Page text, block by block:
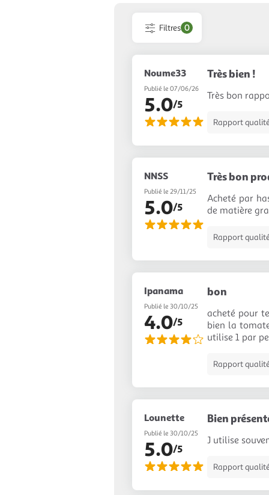
Filtres 0
Noume33
Publié le 07/06/26
5.0/5
Très bien !
Très bon
Rapport
NNSS
Publié le 29/11/25
5.0/5
Très bon
Acheté par
de matière
Rapport
Ipanama
Publié le 30/10/25
4.0/5
bon
acheté pour
bien la
utilise 1 par
Rapport
Lounette
Publié le 30/10/25
5.0/5
Bien
J utilise
Rapport